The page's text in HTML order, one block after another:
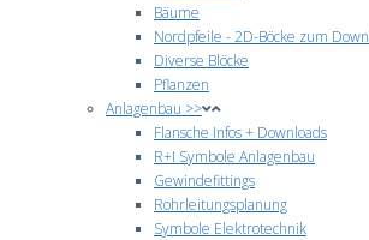
Bäume
Nordpfeile - 2D-Böcke zum
Diverse Blöcke
Pflanzen
Anlagenbau >>
Flansche Infos + Downloads
R+I Symbole Anlagenbau
Gewindefittings
Rohrleitungsplanung
Symbole Elektrotechnik